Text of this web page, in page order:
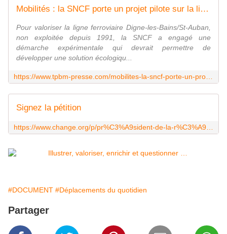
Mobilités : la SNCF porte un projet pilote sur la ligne ferroviaire non circulée Digne/St-Auban
Pour valoriser la ligne ferroviaire Digne-les-Bains/St-Auban,
non exploitée depuis 1991, la SNCF a engagé une
démarche expérimentale qui devrait permettre de
développer une solution écologiqu...
Signez la pétition
#DOCUMENT #Déplacements du quotidien
Partager